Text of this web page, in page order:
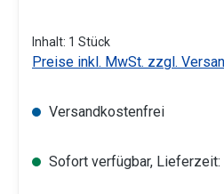
Inhalt: 1 Stück
Preise inkl. MwSt. zzgl.
Versandkostenfrei
Sofort verfügbar, Lieferzeit: